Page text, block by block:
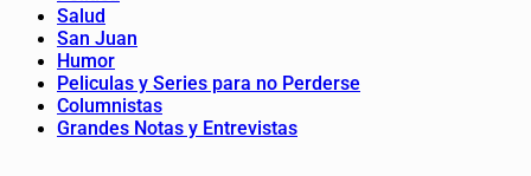
Salud
San Juan
Humor
Peliculas y Series para no Perderse
Columnistas
Grandes Notas y Entrevistas